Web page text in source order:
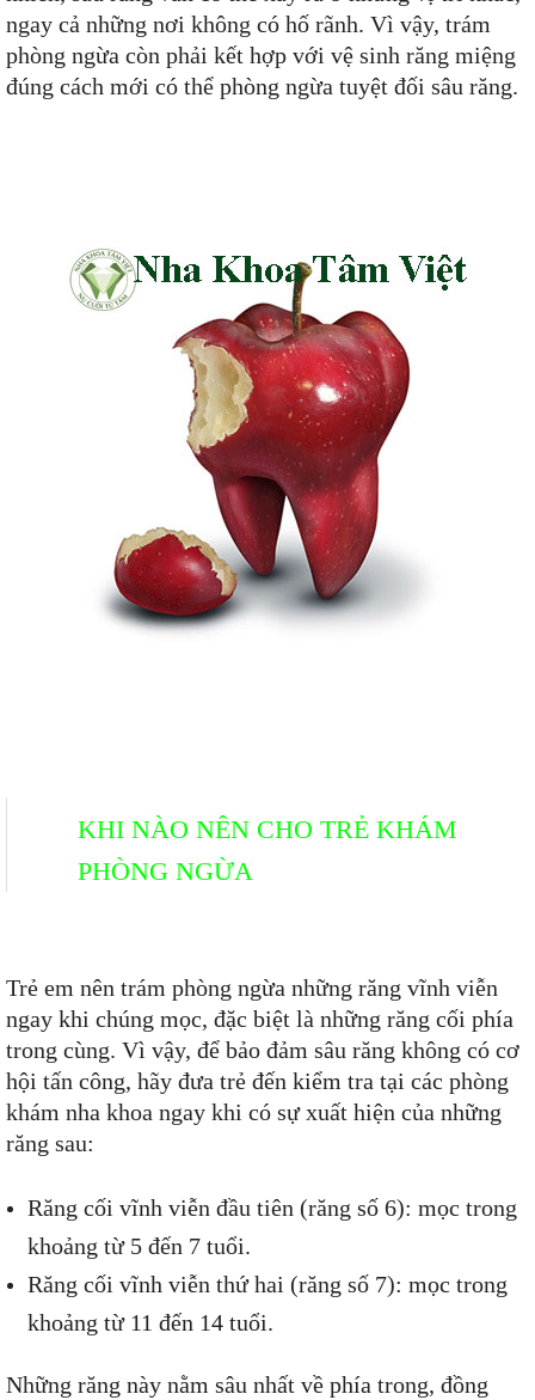
ngay cả những nơi không có hố rãnh. Vì vậy, trám
phòng ngừa còn phải kết hợp với vệ sinh răng miệng
đúng cách mới có thể phòng ngừa tuyệt đối sâu răng.
KHI NÀO NÊN CHO TRẺ KHÁM
PHÒNG NGỪA
Trẻ em nên trám phòng ngừa những răng vĩnh viễn
ngay khi chúng mọc, đặc biệt là những răng cối phía
trong cùng. Vì vậy, để bảo đảm sâu răng không có cơ
hội tấn công, hãy đưa trẻ đến kiểm tra tại các phòng
khám nha khoa ngay khi có sự xuất hiện của những
răng sau:
Răng cối vĩnh viễn đầu tiên (răng số 6): mọc trong
khoảng từ 5 đến 7 tuổi.
Răng cối vĩnh viễn thứ hai (răng số 7): mọc trong
khoảng từ 11 đến 14 tuổi.
Những răng này nằm sâu nhất về phía trong, đồng